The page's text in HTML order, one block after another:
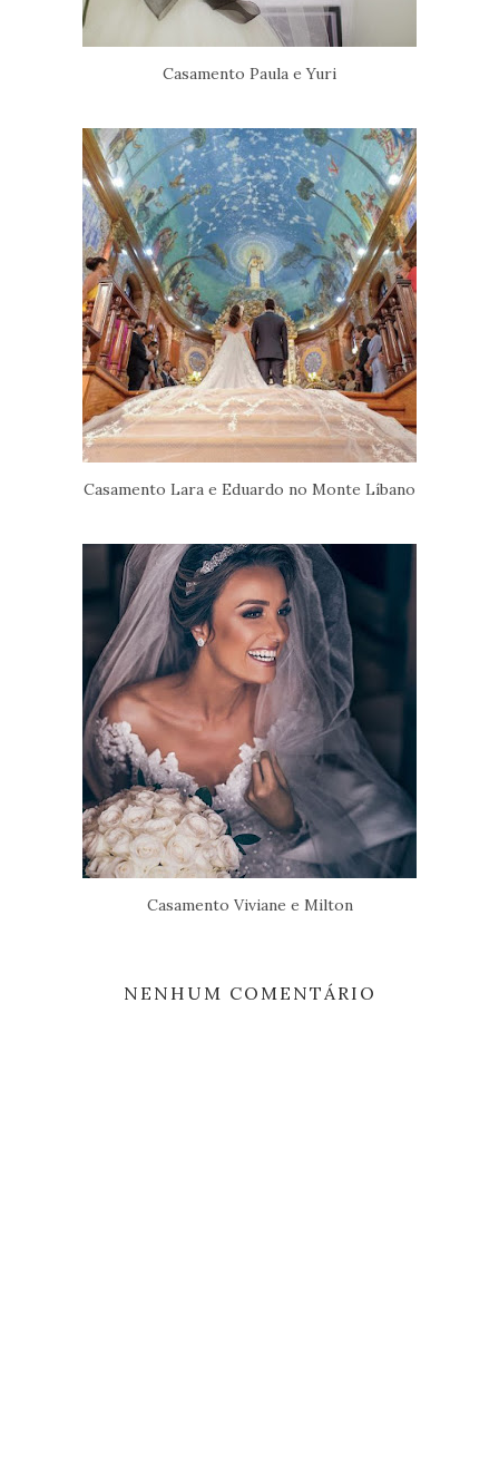
Casamento Paula e Yuri
Casamento Lara e Eduardo no Monte Líbano
Casamento Viviane e Milton
NENHUM COMENTÁRIO